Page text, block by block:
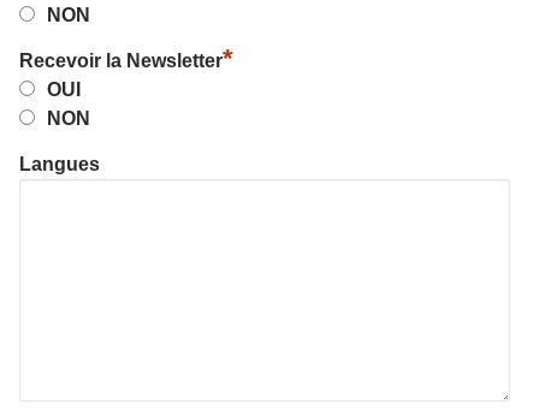
NON
Recevoir la Newsletter*
OUI
NON
Langues